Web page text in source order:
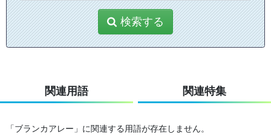
検索する
関連用語 関連特集
「ブランカアレー」に関連する用語が存在しません。